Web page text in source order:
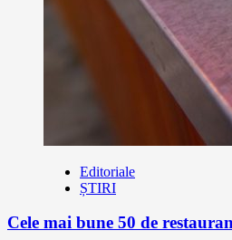
Editoriale
ȘTIRI
Cele mai bune 50 de